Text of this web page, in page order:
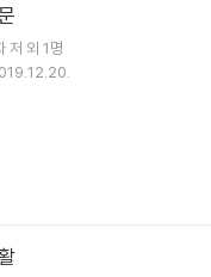
저 외 1명